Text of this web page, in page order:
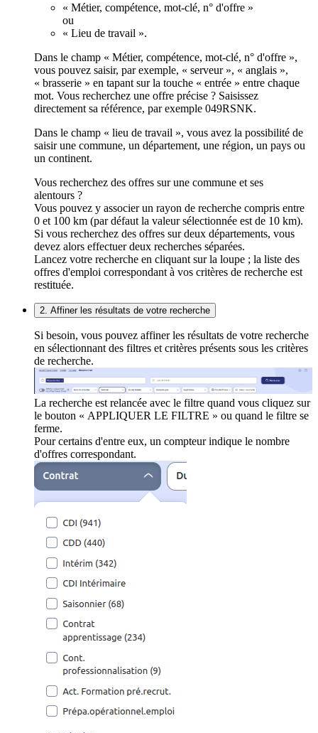
« Métier, compétence, mot-clé, n° d'offre »
ou
« Lieu de travail ».
Dans le champ « Métier, compétence, mot-clé, n° d'offre »,
vous pouvez saisir, par exemple, « serveur », « anglais »,
« brasserie » en tapant sur la touche « entrée » entre chaque
mot. Vous recherchez une offre précise ? Saisissez
directement sa référence, par exemple 049RSNK.
Dans le champ « lieu de travail », vous avez la possibilité de
saisir une commune, un département, une région, un pays ou
un continent.
Vous recherchez des offres sur une commune et ses
alentours ?
Vous pouvez y associer un rayon de recherche compris entre
0 et 100 km (par défaut la valeur sélectionnée est de 10 km).
Si vous recherchez des offres sur deux départements, vous
devez alors effectuer deux recherches séparées.
Lancez votre recherche en cliquant sur la loupe ; la liste des
offres d'emploi correspondant à vos critères de recherche est
restituée.
2. Affiner les résultats de votre recherche
Si besoin, vous pouvez affiner les résultats de votre recherche
en sélectionnant des filtres et critères présents sous les critères
de recherche.
La recherche est relancée avec le filtre quand vous cliquez sur
le bouton « APPLIQUER LE FILTRE » ou quand le filtre se
ferme.
Pour certains d'entre eux, un compteur indique le nombre
d'offres correspondant.